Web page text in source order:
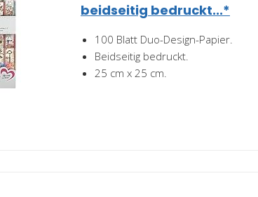
beidseitig bedruckt...*
100 Blatt Duo-Design-Papier.
Beidseitig bedruckt.
25 cm x 25 cm.